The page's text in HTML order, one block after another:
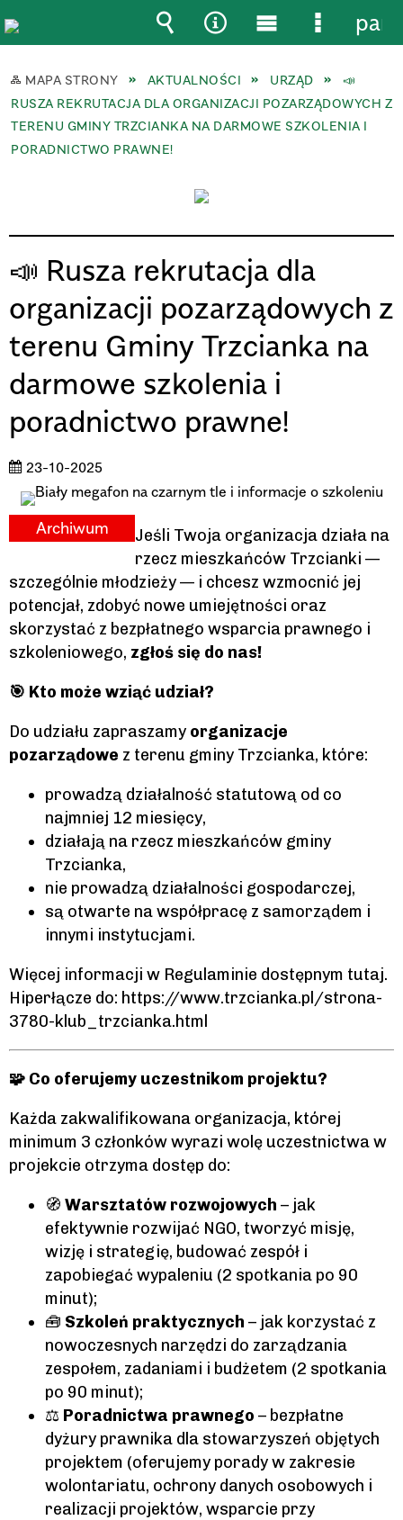
MAPA STRONY AKTUALNOŚCI URZĄD
📣
RUSZA REKRUTACJA DLA ORGANIZACJI POZARZĄDOWYCH Z
TERENU GMINY TRZCIANKA NA DARMOWE SZKOLENIA I
PORADNICTWO PRAWNE!
📣 Rusza rekrutacja dla
organizacji pozarządowych z
terenu Gminy Trzcianka na
darmowe szkolenia i
poradnictwo prawne!
23-10-2025
Archiwum
Jeśli Twoja organizacja działa na
rzecz mieszkańców Trzcianki —
szczególnie młodzieży — i chcesz wzmocnić jej
potencjał, zdobyć nowe umiejętności oraz
skorzystać z bezpłatnego wsparcia prawnego i
szkoleniowego, zgłoś się do nas!
🎯 Kto może wziąć udział?
Do udziału zapraszamy organizacje
pozarządowe z terenu gminy Trzcianka, które:
prowadzą działalność statutową od co
najmniej 12 miesięcy,
działają na rzecz mieszkańców gminy
Trzcianka,
nie prowadzą działalności gospodarczej,
są otwarte na współpracę z samorządem i
innymi instytucjami.
Więcej informacji w Regulaminie dostępnym tutaj.
Hiperłącze do: https://www.trzcianka.pl/strona-
3780-klub_trzcianka.html
🧩 Co oferujemy uczestnikom projektu?
Każda zakwalifikowana organizacja, której
minimum 3 członków wyrazi wolę uczestnictwa w
projekcie otrzyma dostęp do:
🧭 Warsztatów rozwojowych – jak
efektywnie rozwijać NGO, tworzyć misję,
wizję i strategię, budować zespół i
zapobiegać wypaleniu (2 spotkania po 90
minut);
🧰 Szkoleń praktycznych – jak korzystać z
nowoczesnych narzędzi do zarządzania
zespołem, zadaniami i budżetem (2 spotkania
po 90 minut);
⚖️ Poradnictwa prawnego – bezpłatne
dyżury prawnika dla stowarzyszeń objętych
projektem (oferujemy porady w zakresie
wolontariatu, ochrony danych osobowych i
realizacji projektów, wsparcie przy
Wyszukiwarka
Narzędzia
Menu
główne
Menu